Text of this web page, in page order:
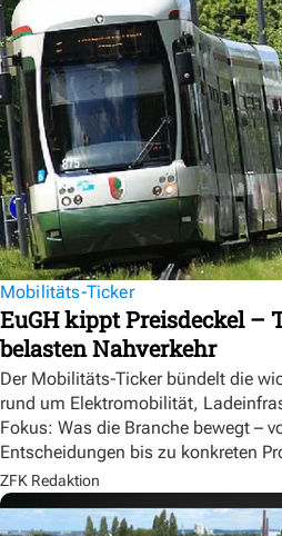
Mobilitäts-Ticker
EuGH kippt Preisdeckel –
belasten Nahverkehr
Der Mobilitäts-Ticker bündelt die
rund um Elektromobilität,
Fokus: Was die Branche bewegt –
Entscheidungen bis zu konkreten
ZFK Redaktion